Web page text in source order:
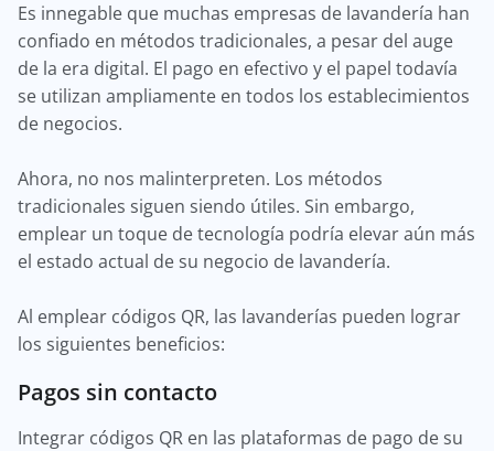
Es innegable que muchas empresas de lavandería han
confiado en métodos tradicionales, a pesar del auge
de la era digital. El pago en efectivo y el papel todavía
se utilizan ampliamente en todos los establecimientos
de negocios.
Ahora, no nos malinterpreten. Los métodos
tradicionales siguen siendo útiles. Sin embargo,
emplear un toque de tecnología podría elevar aún más
el estado actual de su negocio de lavandería.
Al emplear códigos QR, las lavanderías pueden lograr
los siguientes beneficios:
Pagos sin contacto
Integrar códigos QR en las plataformas de pago de su